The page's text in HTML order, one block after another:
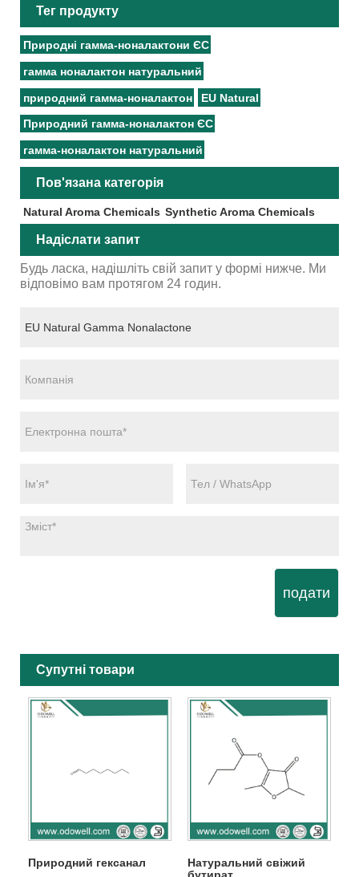
Тег продукту
Природні гамма-ноналактони ЄС
гамма ноналактон натуральний
природний гамма-ноналактон EU Natural
Природний гамма-ноналактон ЄС
гамма-ноналактон натуральний
Пов'язана категорія
Natural Aroma Chemicals Synthetic Aroma Chemicals
Надіслати запит
Будь ласка, надішліть свій запит у формі нижче. Ми
відповімо вам протягом 24 годин.
подати
Супутні товари
Природний гексанал
Натуральний свіжий